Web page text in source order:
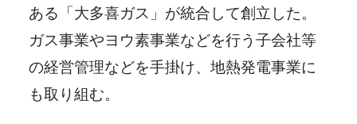
ある「大多喜ガス」が統合して創立した。
ガス事業やヨウ素事業などを行う子会社等
の経営管理などを手掛け、地熱発電事業に
も取り組む。